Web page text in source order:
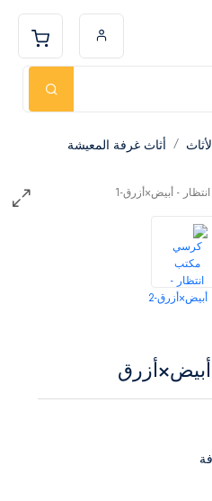
أثاث غرفة المعيشة